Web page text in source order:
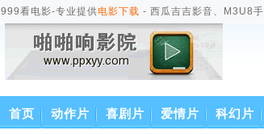
999看电影-专业提供电影下载 - 西瓜吉吉影音、M3U8
首页 动作片 喜剧片 爱情片 科幻片